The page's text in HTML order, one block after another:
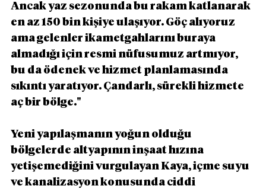
Ancak yaz sezonunda bu rakam katlanarak
en az 150 bin kişiye ulaşıyor. Göç alıyoruz
ama gelenler ikametgahlarını buraya
almadığı için resmi nüfusumuz artmıyor,
bu da ödenek ve hizmet planlamasında
sıkıntı yaratıyor. Çandarlı, sürekli hizmete
aç bir bölge."
Yeni yapılaşmanın yoğun olduğu
bölgelerde altyapının inşaat hızına
yetişemediğini vurgulayan Kaya, içme suyu
ve kanalizasyon konusunda ciddi